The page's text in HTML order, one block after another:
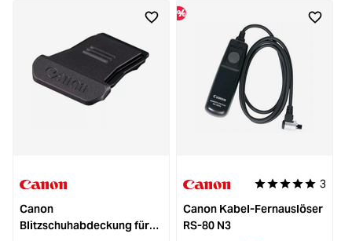
Canon
Blitzschuhabdeckung für
%
Durchschnittliche
3
Canon Kabel-Fernauslöser
RS-80 N3